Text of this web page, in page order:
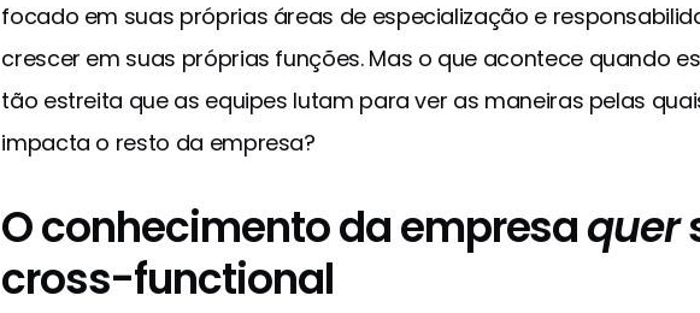
focado em suas próprias áreas de especialização e
crescer em suas próprias funções. Mas o que acontece quando
tão estreita que as equipes lutam para ver as maneiras pelas
impacta o resto da empresa?
O conhecimento da empresaquer
cross-functional